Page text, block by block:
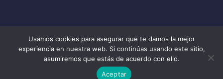
Toggle
Navigation
Tu Franquicia Venezuela
Usamos cookies para asegurar que te damos la mejor
experiencia en nuestra web. Si continúas usando este sitio,
asumiremos que estás de acuerdo con ello.
Aceptar